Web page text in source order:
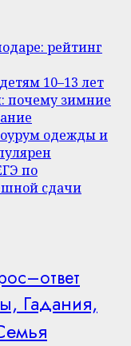
рейтинг
10–13 лет
почему зимние
одежды и
по
сдачи
Гадания,